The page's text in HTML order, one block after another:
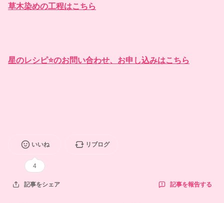
草木染めの工程はこちら
星のレシピ⭐️のお問い合わせ、お申し込みはこちら
いいね
4
リブログ
記事をシェア 記事を報告する